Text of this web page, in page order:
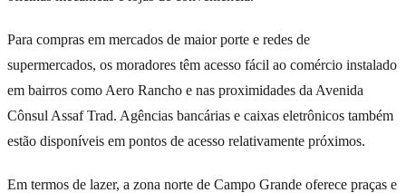
Para compras em mercados de maior porte e redes de
supermercados, os moradores têm acesso fácil ao comércio instalado
em bairros como Aero Rancho e nas proximidades da Avenida
Cônsul Assaf Trad. Agências bancárias e caixas eletrônicos também
estão disponíveis em pontos de acesso relativamente próximos.
Em termos de lazer, a zona norte de Campo Grande oferece praças e